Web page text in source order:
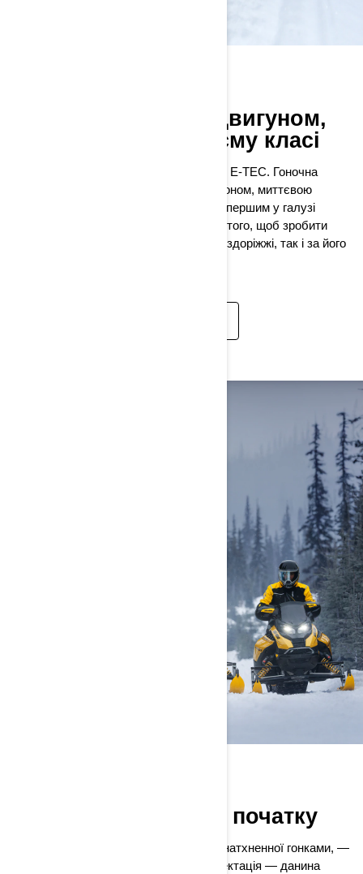
MXZ X-RS з новим двигуном,
що є кращим у своєму класі
Зустрічайте новий двигун Rotax 600RR E-TEC. Гоночна
потужність у поєднанні з плавним розгоном, миттєвою
реакцією на натискання педалі газу та першим у галузі
режимом тихої роботи. Створений для того, щоб зробити
кожну поїздку незабутньою — як на бездоріжжі, так і за його
Культовий з самого початку
Відзначте ювілей легендарної моделі, натхненної гонками, —
20-річчя X-RS. Ця ексклюзивна комплектація — данина